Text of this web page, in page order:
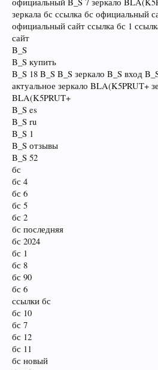
зеркала бс ссылка бс официальный
официальный сайт ссылка бс 1
сайт
B_S
B_S купить
B_S 18 B_S B_S зеркало B_S вход
актуальное зеркало BLA(K5PRUT+
BLA(K5PRUT+
B_S es
B_S ru
B_S 1
B_S отзывы
B_S 52
бс
бс 4
бс 6
бс 5
бс 2
бс последняя
бс 2024
бс 1
бс 8
бс 90
бс 6
ссылки бс
бс 10
бс 7
бс 12
бс 11
бс новый